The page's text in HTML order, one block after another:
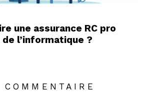
une assurance RC pro
l’informatique ?